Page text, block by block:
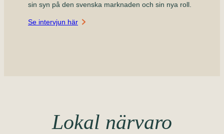
sin syn på den svenska marknaden och sin nya roll.
Se intervjun här
Lokal närvaro